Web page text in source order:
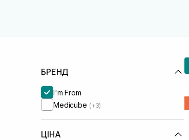
БРЕНД
I'm From
Medicube (+3)
ЦІНА